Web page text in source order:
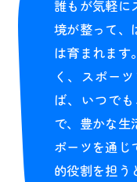
誰もが気軽に
境が整って、
は育まれます
く、スポー
ば、いつで
で、豊かな生
ポーツを通じ
的役割を担う